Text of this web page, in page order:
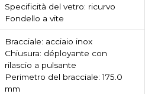
Specificità del vetro: ricurvo
Fondello a vite
Bracciale: acciaio inox
Chiusura: déployante con
rilascio a pulsante
Perimetro del bracciale: 175.0
mm